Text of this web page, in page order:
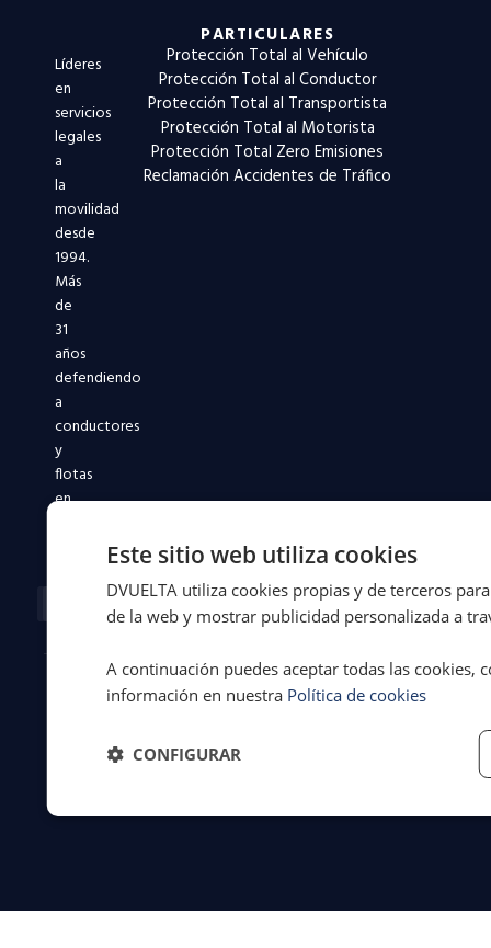
Líderes
en
servicios
legales
a
la
movilidad
desde
1994.
Más
de
31
años
defendiendo
a
conductores
y
flotas
en
Facebook-
twitter
Instagram
Linkedin-
Youtube
PARTICULARES
Protección Total al Vehículo
Protección Total al Conductor
Protección Total al Transportista
Protección Total al Motorista
Protección Total Zero Emisiones
Reclamación Accidentes de Tráfico
© 2026 Dvuelta
S.L. | España
Aviso legal·
Cookies
Este sitio web utiliza cookies
DVUELTA utiliza cookies propias y de terceros
de la web y mostrar publicidad personalizada a
A continuación puedes aceptar todas las cookies,
información en nuestra Política de cookies
CONFIGURAR